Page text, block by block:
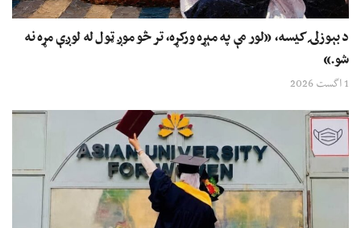
د بېوزلۍ کیسه، «لور مې په مېړه ورکړه، تر څو موږ ټول له لوږې مړه نه
شو.»
1 اگست 2026